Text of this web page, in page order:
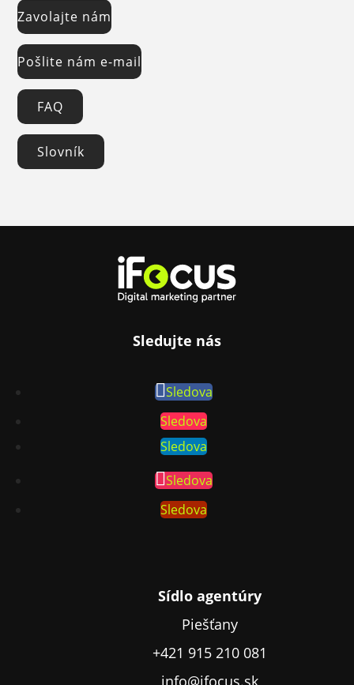
Zavolajte nám
Pošlite nám e-mail
FAQ
Slovník
Sledujte nás
Sledova
Sledova
Sledova
Sledova
Sledova
Sídlo agentúry
Piešťany
+421 915 210 081
info@ifocus.sk